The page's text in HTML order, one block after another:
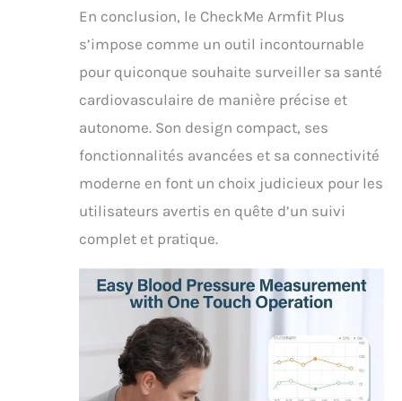
En conclusion, le CheckMe Armfit Plus
s’impose comme un outil incontournable
pour quiconque souhaite surveiller sa santé
cardiovasculaire de manière précise et
autonome. Son design compact, ses
fonctionnalités avancées et sa connectivité
moderne en font un choix judicieux pour les
utilisateurs avertis en quête d’un suivi
complet et pratique.